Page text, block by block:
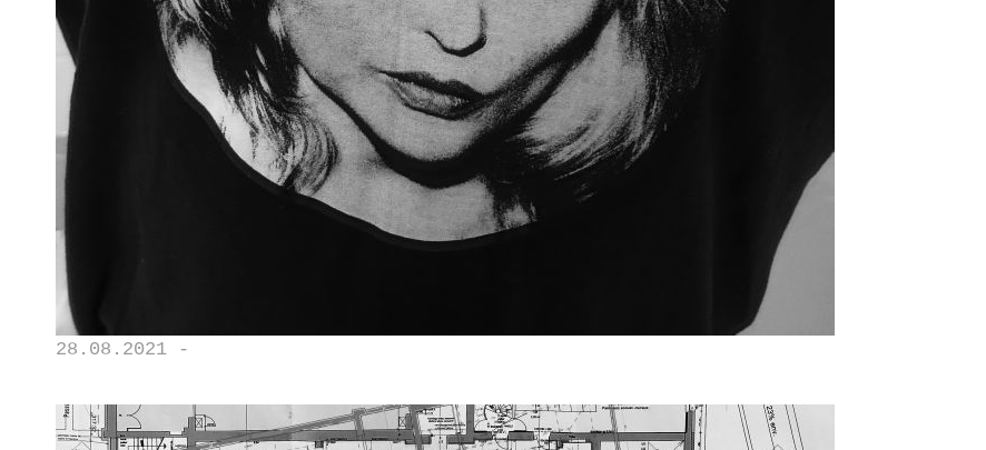
28.08.2021 -